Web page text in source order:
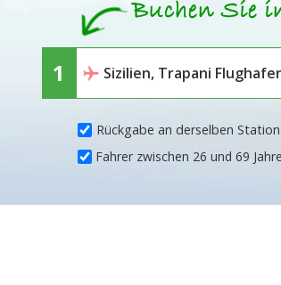
Rückgabe an derselben Station
Fahrer zwischen 26 und 69